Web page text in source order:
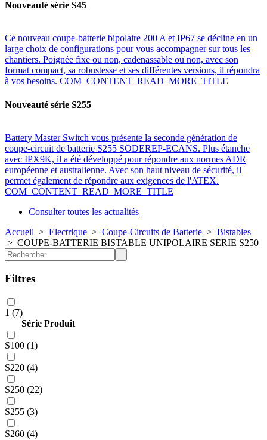
Nouveauté série S45
Ce nouveau coupe-batterie bipolaire 200 A et IP67 se décline en un
large choix de configurations pour vous accompagner sur tous les
chantiers. Poignée fixe ou non, cadenassable ou non, avec son
format compact, sa robustesse et ses différentes versions, il répondra
à vos besoins. COM_CONTENT_READ_MORE_TITLE
Nouveauté série S255
Battery Master Switch vous présente la seconde génération de
coupe-circuit de batterie S255 SODEREP-ECANS. Plus étanche
avec IPX9K, il a été développé pour répondre aux normes ADR
européenne et australienne. Avec son haut niveau de sécurité, il
permet également de répondre aux exigences de l'ATEX.
COM_CONTENT_READ_MORE_TITLE
Consulter toutes les actualités
Accueil > Electrique > Coupe-Circuits de Batterie > Bistables
> COUPE-BATTERIE BISTABLE UNIPOLAIRE SERIE S250
Filtres
1 (7)
Série Produit
S100 (1)
S220 (4)
S250 (22)
S255 (3)
S260 (4)